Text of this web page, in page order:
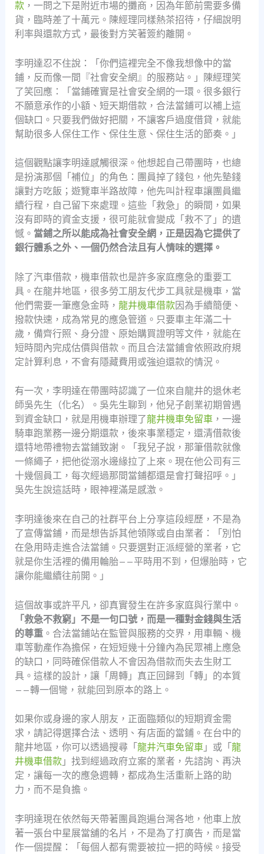
款，一問之下是附近市場的攤商，因為年節前需要多備
貨，臨時差了十萬元。陳經理同樣熱茶招待，仔細說明
利率與還款方式，最後對方笑著簽約離開。
李明達忍不住說：「你們這裡完全不像我想像中的當
鋪，反而像一間『社會安全網』的服務站。」陳經理笑
了笑回應：「當鋪確實是社會安全網的一環。很多銀行
不願意承作的小額、短天期借款，合法當鋪可以補上這
個缺口。只要我們做好把關，不讓客戶過度借貸，就能
幫助很多人保住工作、保住生意、保住生活的節奏。」
這個觀點讓李明達感觸很深。他想起自己帶團時，也總
是扮演那個「補位」的角色：團員掉了錢包，他先墊錢
讓對方吃飯；遊覽車半路故障，他先叫計程車讓團員繼
續行程，自己留下來處理。這些「救急」的瞬間，如果
沒有即時的資金支援，很可能就會變成「救不了」的遺
憾。 當鋪之所以能成為社會安全網，正是因為它提供了
銀行體系之外、一個仍然合法且有人情味的選擇。
除了汽車借款，機車借款也是許多家庭應急的重要工
具。在龍井地區，很多勞工朋友代步工具就是機車，當
他們需要一筆應急金時， 龍井機車借款因為手續簡便、
撥款快速，成為常見的應急管道。只要車主年滿二十
歲，備齊行照、身分證、原始購買證明等文件，就能在
短時間內完成估價與借款。而且合法當鋪會依照政府規
定計算利息，不會有隱藏費用或強迫還款的情況。
有一次，李明達在帶團時認識了一位來自龍井的退休老
師吳先生（化名）。吳先生聊到，他兒子創業初期曾遇
到資金缺口，就是用機車辦理了龍井機車免留車，一邊
騎車跑業務一邊分期還款，後來事業穩定，還清借款後
還特地帶禮物去當鋪致謝。「我兒子說，那筆借款就像
一條繩子，把他從溺水邊緣拉了上來。現在他公司有三
十幾個員工，每次經過那間當鋪都還是會打聲招呼。」
吳先生說這話時，眼神裡滿是感激。
李明達後來在自己的社群平台上分享這段經歷，不是為
了宣傳當鋪，而是想告訴其他領隊或自由業者：「別怕
在急用時走進合法當鋪。只要選對正派經營的業者，它
就是你生活裡的備用輪胎——平時用不到，但爆胎時，它
讓你能繼續往前開。」
這個故事或許平凡，卻真實發生在許多家庭與行業中。
「救急不救窮」不是一句口號，而是一種對金錢與生活
的尊重。合法當鋪站在監管與服務的交界，用車輛、機
車等動產作為擔保，在短短幾十分鐘內為民眾補上應急
的缺口，同時確保借款人不會因為借款而失去生財工
具。這樣的設計，讓「周轉」真正回歸到「轉」的本質
——轉一個彎，就能回到原本的路上。
如果你或身邊的家人朋友，正面臨類似的短期資金需
求，請記得選擇合法、透明、有店面的當鋪。在台中的
龍井地區，你可以透過搜尋「 龍井汽車免留車」或「 龍
井機車借款」找到經過政府立案的業者，先諮詢、再決
定，讓每一次的應急週轉，都成為生活重新上路的助
力，而不是負擔。
李明達現在依然每天帶著團員跑遍台灣各地，他車上放
著一張台中星展當舖的名片，不是為了打廣告，而是當
作一個提醒：「每個人都有需要被拉一把的時候。接受